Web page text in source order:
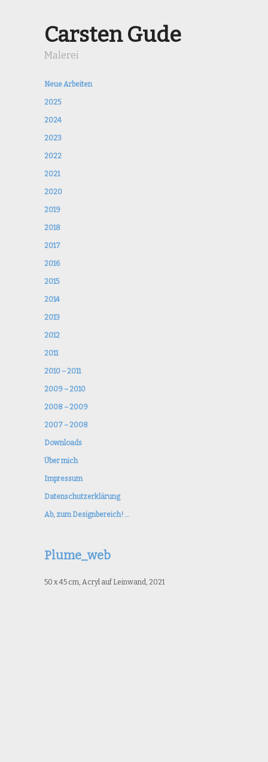
Carsten Gude
Malerei
Neue Arbeiten
2025
2024
2023
2022
2021
2020
2019
2018
2017
2016
2015
2014
2013
2012
2011
2010 – 2011
2009 – 2010
2008 – 2009
2007 – 2008
Downloads
Über mich
Impressum
Datenschutzerklärung
Ab, zum Designbereich! …
Plume_web
50 x 45 cm, Acryl auf Leinwand, 2021